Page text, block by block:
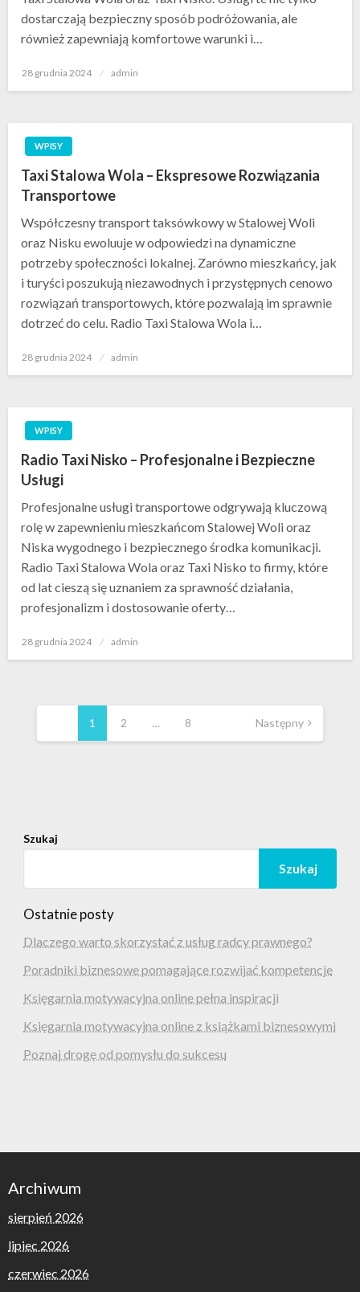
dostarczają bezpieczny sposób podróżowania, ale
również zapewniają komfortowe warunki i…
Opublikowane
28 grudnia 2024 admin
WPISY
Taxi Stalowa Wola – Ekspresowe Rozwiązania
Transportowe
Współczesny transport taksówkowy w Stalowej Woli
oraz Nisku ewoluuje w odpowiedzi na dynamiczne
potrzeby społeczności lokalnej. Zarówno mieszkańcy, jak
i turyści poszukują niezawodnych i przystępnych cenowo
rozwiązań transportowych, które pozwalają im sprawnie
dotrzeć do celu. Radio Taxi Stalowa Wola i…
Opublikowane
28 grudnia 2024 admin
WPISY
Radio Taxi Nisko – Profesjonalne i Bezpieczne
Usługi
Profesjonalne usługi transportowe odgrywają kluczową
rolę w zapewnieniu mieszkańcom Stalowej Woli oraz
Niska wygodnego i bezpiecznego środka komunikacji.
Radio Taxi Stalowa Wola oraz Taxi Nisko to firmy, które
od lat cieszą się uznaniem za sprawność działania,
profesjonalizm i dostosowanie oferty…
Opublikowane
28 grudnia 2024 admin
Stronicowanie
1 2 … 8 Następny
Szukaj
Szukaj
Ostatnie posty
Dlaczego warto skorzystać z usług radcy prawnego?
Poradniki biznesowe pomagające rozwijać kompetencje
Księgarnia motywacyjna online pełna inspiracji
Księgarnia motywacyjna online z książkami biznesowymi
Poznaj drogę od pomysłu do sukcesu
Archiwum
sierpień 2026
lipiec 2026
czerwiec 2026